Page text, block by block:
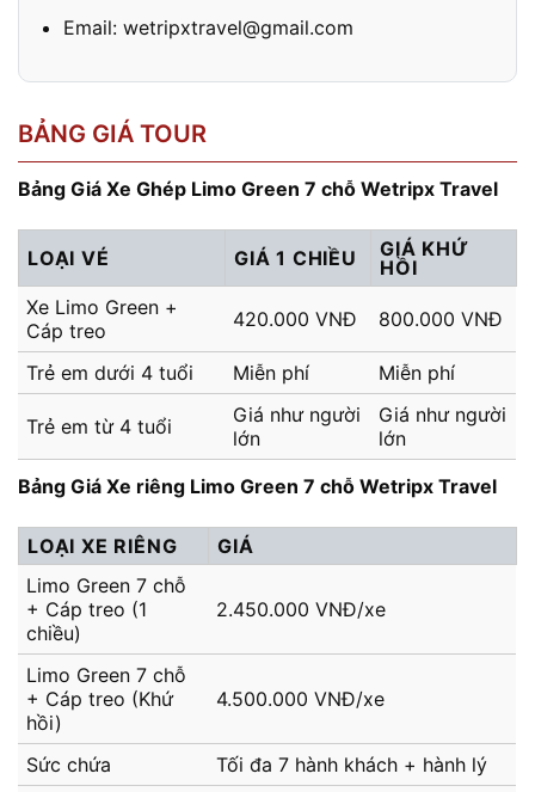
Email: wetripxtravel@gmail.com
BẢNG GIÁ TOUR
Bảng Giá Xe Ghép Limo Green 7 chỗ Wetripx Travel
LOẠI VÉ GIÁ 1 CHIỀU
GIÁ KHỨ
HỒI
Xe Limo Green +
Cáp treo
420.000 VNĐ 800.000 VNĐ
Trẻ em dưới 4 tuổi Miễn phí Miễn phí
Trẻ em từ 4 tuổi
Giá như người
lớn
Giá như người
lớn
Bảng Giá Xe riêng Limo Green 7 chỗ Wetripx Travel
LOẠI XE RIÊNG
GIÁ
Limo Green 7 chỗ
+ Cáp treo (1
chiều)
2.450.000 VNĐ/xe
Limo Green 7 chỗ
+ Cáp treo (Khứ
hồi)
4.500.000 VNĐ/xe
Sức chứa Tối đa 7 hành khách + hành lý